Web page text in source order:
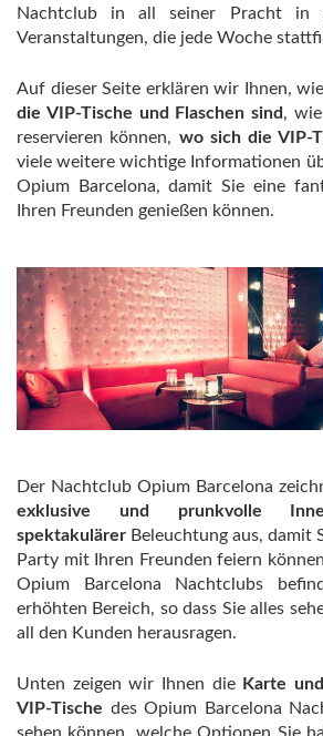
Nachtclub in all seiner Pracht in
Veranstaltungen, die jede Woche
Auf dieser Seite erklären wir Ihnen,
die VIP-Tische und Flaschen sind,
reservieren können, wo sich die VIP-
viele weitere wichtige Informationen
Opium Barcelona, damit Sie eine
Ihren Freunden genießen können.
Der Nachtclub Opium Barcelona
exklusive und prunkvolle
spektakulärer Beleuchtung aus, damit
Party mit Ihren Freunden feiern
Opium Barcelona Nachtclubs
erhöhten Bereich, so dass Sie alles
all den Kunden herausragen.
Unten zeigen wir Ihnen dieKarte
VIP-Tische des Opium Barcelona